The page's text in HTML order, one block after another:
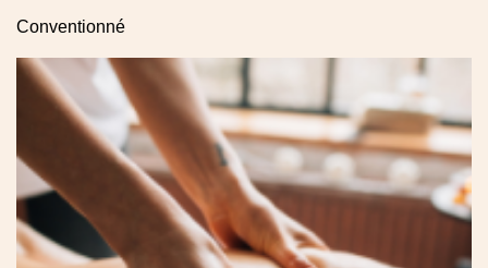
Conventionné